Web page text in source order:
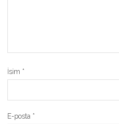
İsim *
E-posta *